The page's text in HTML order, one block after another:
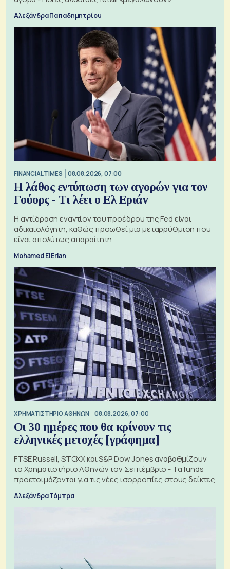
Αλεξάνδρα Παπαδημητρίου
FINANCIAL TIMES 08.08.2026, 07:00
Η λάθος εντύπωση των αγορών για τον
Γούορς - Τι λέει ο Ελ Εριάν
Η αντίδραση εναντίον του προέδρου της Fed είναι
αδικαιολόγητη, καθώς προωθεί μια μεταρρύθμιση που
είναι απολύτως απαραίτητη
Mohamed El Erian
XΡΗΜΑΤΙΣΤΗΡΙΟ ΑΘΗΝΩΝ 08.08.2026, 07:00
Οι 30 ημέρες που θα κρίνουν τις
ελληνικές μετοχές [γράφημα]
FTSE Russell, STOXX και S&P Dow Jones αναβαθμίζουν
το Χρηματιστήριο Αθηνών τον Σεπτέμβριο - Τα funds
προετοιμάζονται για τις νέες ισορροπίες στους δείκτες
Αλεξάνδρα Τόμπρα